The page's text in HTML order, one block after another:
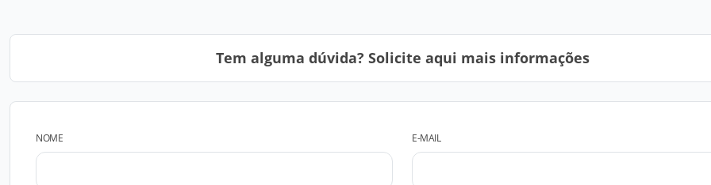
Tem alguma dúvida? Solicite aqui mais informações
NOME E-MAIL